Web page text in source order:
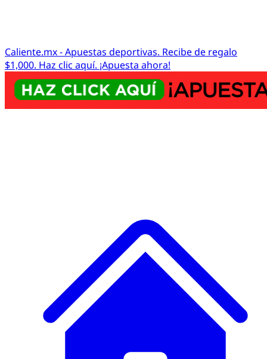
Caliente.mx - Apuestas deportivas. Recibe de regalo
$1,000. Haz clic aquí. ¡Apuesta ahora!